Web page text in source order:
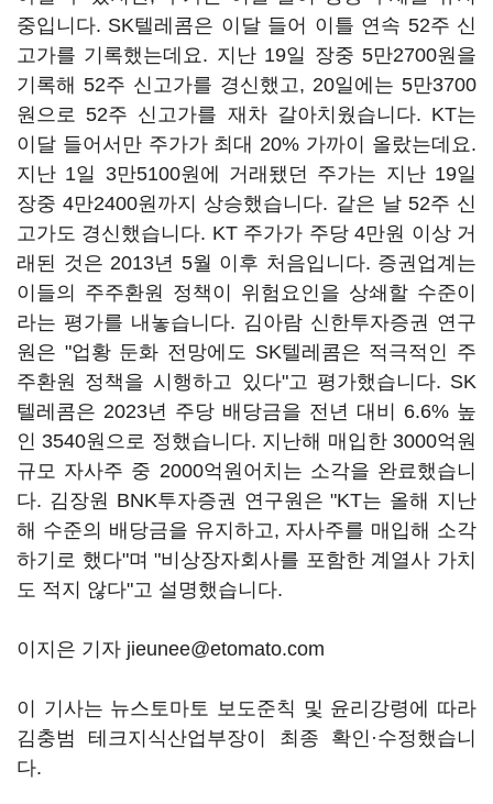
중입니다. SK텔레콤은 이달 들어 이틀 연속 52주 신
고가를 기록했는데요. 지난 19일 장중 5만2700원을
기록해 52주 신고가를 경신했고, 20일에는 5만3700
원으로 52주 신고가를 재차 갈아치웠습니다. KT는
이달 들어서만 주가가 최대 20% 가까이 올랐는데요.
지난 1일 3만5100원에 거래됐던 주가는 지난 19일
장중 4만2400원까지 상승했습니다. 같은 날 52주 신
고가도 경신했습니다. KT 주가가 주당 4만원 이상 거
래된 것은 2013년 5월 이후 처음입니다. 증권업계는
이들의 주주환원 정책이 위험요인을 상쇄할 수준이
라는 평가를 내놓습니다. 김아람 신한투자증권 연구
원은 "업황 둔화 전망에도 SK텔레콤은 적극적인 주
주환원 정책을 시행하고 있다"고 평가했습니다. SK
텔레콤은 2023년 주당 배당금을 전년 대비 6.6% 높
인 3540원으로 정했습니다. 지난해 매입한 3000억원
규모 자사주 중 2000억원어치는 소각을 완료했습니
다. 김장원 BNK투자증권 연구원은 "KT는 올해 지난
해 수준의 배당금을 유지하고, 자사주를 매입해 소각
하기로 했다"며 "비상장자회사를 포함한 계열사 가치
도 적지 않다"고 설명했습니다.
이지은 기자 jieunee@etomato.com
이 기사는 뉴스토마토 보도준칙 및 윤리강령에 따라
김충범 테크지식산업부장이 최종 확인·수정했습니
다.